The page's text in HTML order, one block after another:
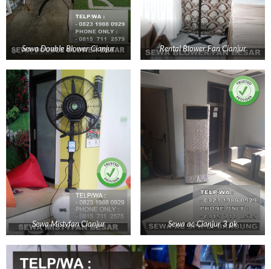
Sewa Double Blower Cianjur Rental Blower Fan Cianjur
Sewa Mistyfan Cianjur Sewa ac Cianjur 3 pk